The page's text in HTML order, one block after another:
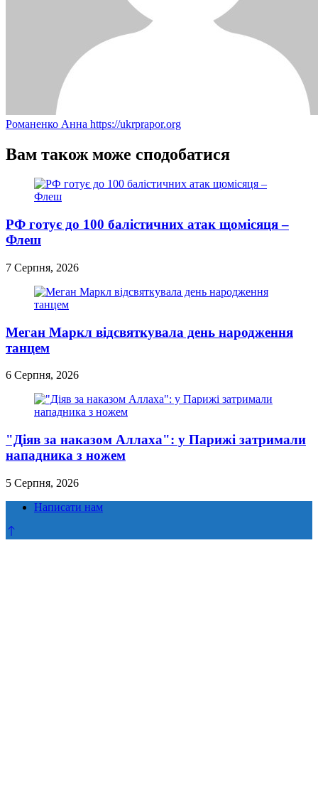
Романенко Анна https://ukrprapor.org
Вам також може сподобатися
РФ готує до 100 балістичних атак щомісяця –
Флеш
7 Серпня, 2026
Меган Маркл відсвяткувала день народження
танцем
6 Серпня, 2026
"Діяв за наказом Аллаха": у Парижі затримали
нападника з ножем
5 Серпня, 2026
Написати нам
Прокрутка
до